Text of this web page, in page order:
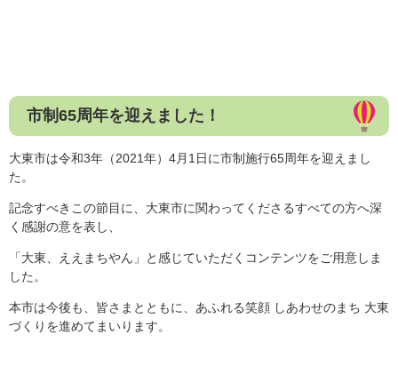
市制65周年を迎えました！
大東市は令和3年（2021年）4月1日に市制施行65周年を迎えまし
た。
記念すべきこの節目に、大東市に関わってくださるすべての方へ深
く感謝の意を表し、
「大東、ええまちやん」と感じていただくコンテンツをご用意しま
した。
本市は今後も、皆さまとともに、あふれる笑顔 しあわせのまち 大東
づくりを進めてまいります。